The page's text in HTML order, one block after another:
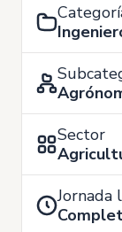
Sector
Jornada